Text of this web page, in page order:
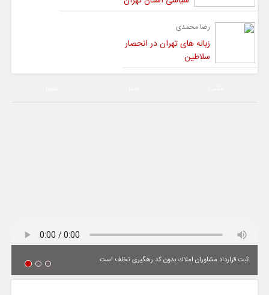
رضا محمدی
زباله های تهران در انحصار
سلاطین
ثبت قرارداد مشاوران املاك بدون كد رهگیری تخلف است